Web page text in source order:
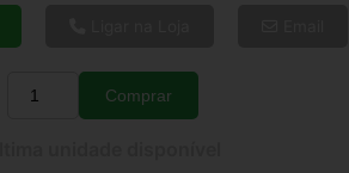
Quantidade
Comprar